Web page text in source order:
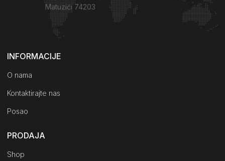
Matuzići 74203
Kako do nas?
INFORMACIJE
O nama
Kontaktirajte nas
Posao
PRODAJA
Shop